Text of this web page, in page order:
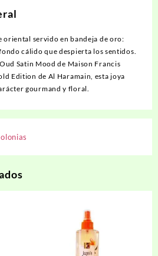
oriental servido en bandeja de oro:
cálido que despierta los sentidos.
Oud Satin Mood de Maison Francis
Edition de Al Haramain, esta joya
gourmand y floral.